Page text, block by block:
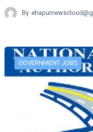
By
GOVERNMENT JOBS